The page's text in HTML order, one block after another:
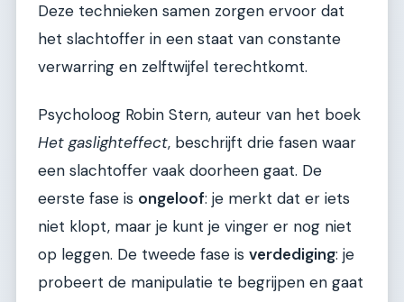
Deze technieken samen zorgen ervoor dat
het slachtoffer in een staat van constante
verwarring en zelftwijfel terechtkomt.
Psycholoog Robin Stern, auteur van het boek
Het gaslighteffect, beschrijft drie fasen waar
een slachtoffer vaak doorheen gaat. De
eerste fase is ongeloof: je merkt dat er iets
niet klopt, maar je kunt je vinger er nog niet
op leggen. De tweede fase is verdediging: je
probeert de manipulatie te begrijpen en gaat